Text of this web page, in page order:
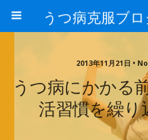
2013年11月21日 •
うつ病にかかる
活習慣を繰り